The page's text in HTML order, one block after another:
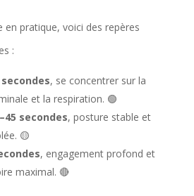
en pratique, voici des repères
:
secondes, se concentrer sur la
et la respiration. 🟢
secondes, posture stable et
🟡
, engagement profond et
maximal. 🔴